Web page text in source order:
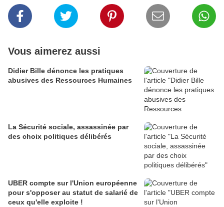
Vous aimerez aussi
Didier Bille dénonce les pratiques
abusives des Ressources Humaines
La Sécurité sociale, assassinée par
des choix politiques délibérés
UBER compte sur l'Union européenne
pour s'opposer au statut de salarié de
ceux qu'elle exploite !